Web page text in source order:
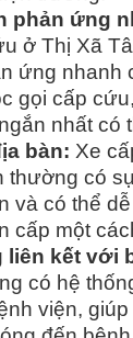
phản ứng
ở Thị Xã
ứng nhanh
gọi cấp
nhất có
bàn: Xe
thường có
và có thể
cấp một
liên kết với
có hệ
viện,